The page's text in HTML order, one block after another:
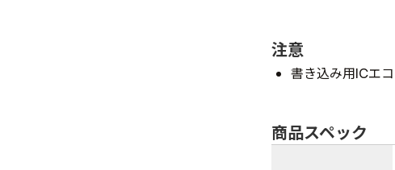
注意
書き込み用ICエ
商品スペック